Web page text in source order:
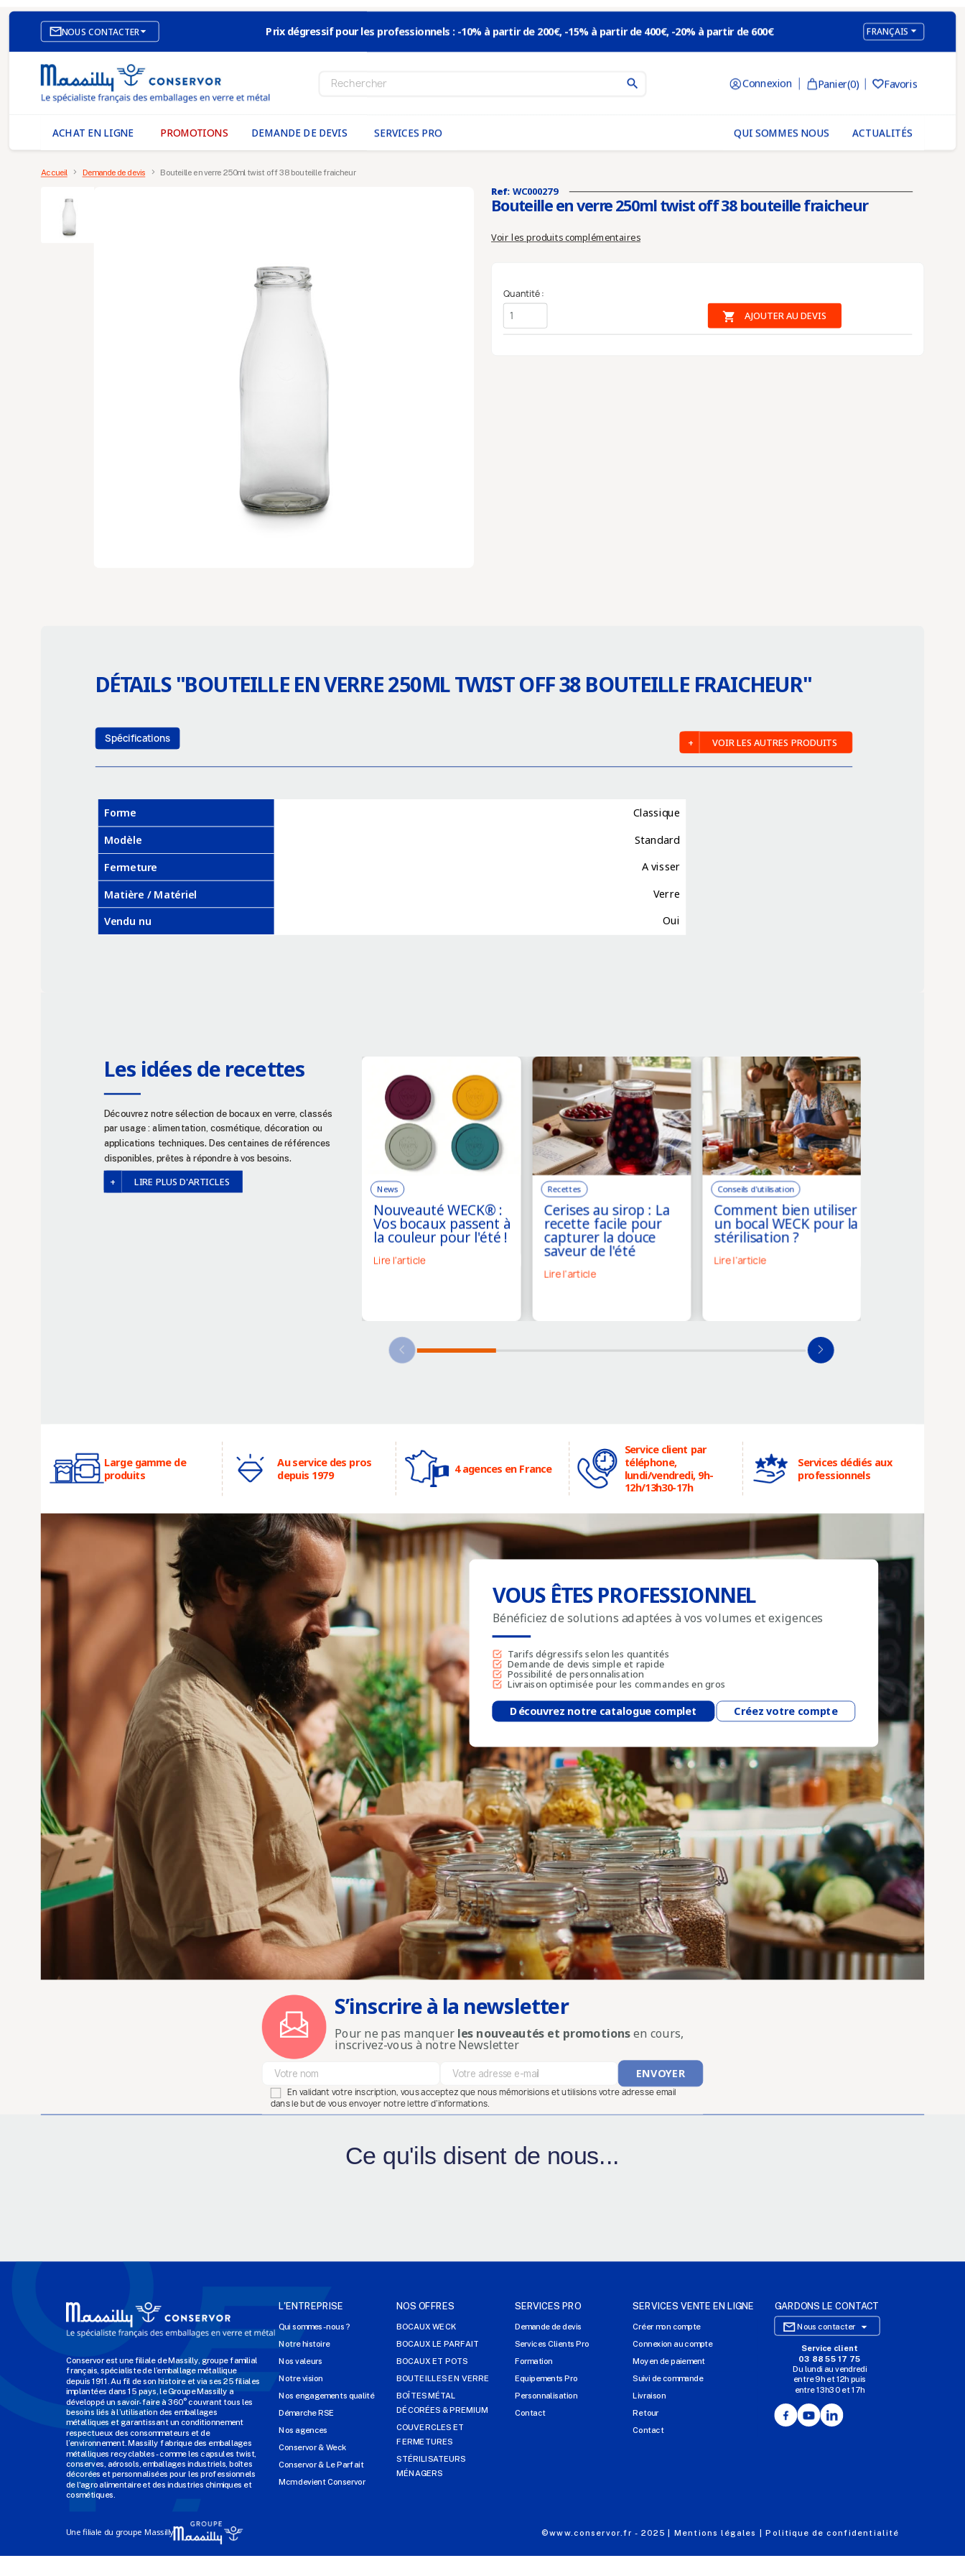
NOUS CONTACTER
SITE E-COMMERCE
NOS AGENCES
MASSILLY CONSERVOR
Prix dégressif pour les professionnels : -10% à partir de 200€, -15% à partir de 400€, -20% à partir de 600€ FRANÇAIS
search Connexion Panier(0) Favoris
ACHAT EN LIGNE PROMOTIONS DEMANDE DE DEVIS SERVICES PRO ACTUALITÉS
QUI SOMMES NOUS
Accueil Demande de devis Bouteille en verre 250ml twist off 38 bouteille fraicheur
Ref: WC000279
Bouteille en verre 250ml twist off 38 bouteille fraicheur
Voir les produits complémentaires
Quantité :
 AJOUTER AU DEVIS
DÉTAILS "BOUTEILLE EN VERRE 250ML TWIST OFF 38 BOUTEILLE FRAICHEUR"
Spécifications VOIR LES AUTRES PRODUITS
Forme Classique
Modèle
Standard
Fermeture
A visser
Matière / Matériel Verre
Vendu nu Oui
Les idées de recettes
Découvrez notre sélection de bocaux en verre, classés
par usage : alimentation, cosmétique, décoration ou
applications techniques. Des centaines de références
disponibles, prêtes à répondre à vos besoins.
LIRE PLUS D'ARTICLES
News
Nouveauté WECK® :
Vos bocaux passent à
la couleur pour l'été !
Lire l'article
Recettes
Cerises au sirop : La
recette facile pour
capturer la douce
saveur de l'été
Lire l'article
Conseils d'utilisation
Comment bien utiliser
un bocal WECK pour la
stérilisation ?
Lire l'article
Large gamme de
produits
Au service des pros
depuis 1979 4 agences en France
Service client par
téléphone,
lundi/vendredi, 9h-
12h/13h30-17h
Services dédiés aux
professionnels
VOUS ÊTES PROFESSIONNEL
Bénéficiez de solutions adaptées à vos volumes et exigences
Tarifs dégressifs selon les quantités
Demande de devis simple et rapide
Possibilité de personnalisation
Livraison optimisée pour les commandes en gros
Découvrez notre catalogue complet Créez votre compte
S’inscrire à la newsletter
Pour ne pas manquer les nouveautés et promotionsen cours,
inscrivez-vous à notre Newsletter
En validant votre inscription, vous acceptez que nous mémorisions et utilisions votre adresse email
dans le but de vous envoyer notre lettre d’informations.
Ce qu'ils disent de nous...
Conservor est une filiale de Massilly, groupe familial
français, spécialiste de l’emballage métallique
depuis 1911. Au fil de son histoire et via ses 25 filiales
implantées dans 15 pays, le Groupe Massilly a
développé un savoir-faire à 360° couvrant tous les
besoins liés à l’utilisation des emballages
métalliques et garantissant un conditionnement
respectueux des consommateurs et de
l’environnement. Massilly fabrique des emballages
métalliques recyclables - comme les capsules twist,
conserves, aérosols, emballages industriels, boîtes
décorées et personnalisées pour les professionnels
de l'agro alimentaire et des industries chimiques et
cosmétiques.
L'ENTREPRISE
Qui sommes-nous ?
Notre histoire
Nos valeurs
Notre vision
Nos engagements qualité
Démarche RSE
Nos agences
Conservor & Weck
Conservor & Le Parfait
Mcm devient Conservor
NOS OFFRES
BOCAUX WECK
BOCAUX LE PARFAIT
BOCAUX ET POTS
BOUTEILLES EN VERRE
BOÎTES MÉTAL
DÉCORÉES & PREMIUM
COUVERCLES ET
FERMETURES
STÉRILISATEURS
MÉNAGERS
SERVICES PRO
Demande de devis
Services Clients Pro
Formation
Equipements Pro
Personnalisation
Contact
SERVICES VENTE EN LIGNE
Créer mon compte
Connexion au compte
Moyen de paiement
Suivi de commande
Livraison
Retour
Contact
GARDONS LE CONTACT
Nous contacter 
SITE E-COMMERCE
NOS AGENCES
MASSILLY CONSERVOR
Service client
03 88 55 17 75
Du lundi au vendredi
entre 9h et 12h puis
entre 13h30 et 17h
FacebookYouTube
Une filiale du groupe Massilly ©www.conservor.fr - 2025 |Mentions légales |Politique de confidentialité